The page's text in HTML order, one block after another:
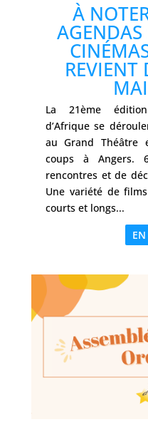
À
AGENDAS
La 21ème
d’Afrique se
au Grand Théâtre
coups à Angers.
rencontres et de
Une variété de
courts et longs...